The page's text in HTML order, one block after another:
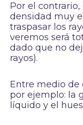
Por el
densidad muy
traspasar los
veremos será
dado que no
rayos).
Entre medio de
por ejemplo: la
líquido y el